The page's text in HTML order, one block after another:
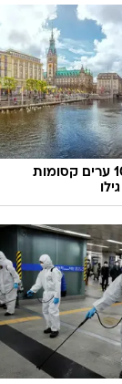
אירופה בלי התורים: 10 ערים קסומות